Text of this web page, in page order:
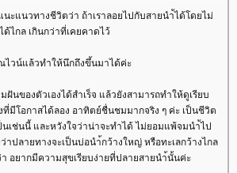
ะแนวทางชีวิตว่า ถ้าเราลอยไปกับสายนำ้ได้โดยไม่
ไกล เกินกว่าที่เคยคาดไว้
ไวน์แล้วทำให้นึกถึงขึ้นมาได้ค่ะ
นของตัวเองได้สำเร็จ แล้วยังสามารถทำให้ดูเรียบ
มีโอกาสได้ลอง อาทิตย์ชื่นชมมากจริง ๆ ค่ะ เป็นชีวิต
นเช่นนี้ และหวังใจว่าน่าจะทำได้ ไม่ยอมแพ้จมนำ้ไป
าปลายทางจะเป็นบ่อนำ้กว้างใหญ่ หรือทะเลกว้างไกล
อยากมีความสุขเรียบง่ายที่ปลายสายนำ้นั้นค่ะ